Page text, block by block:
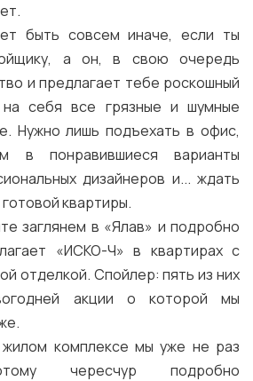
быть совсем иначе, если ты
а он, в свою очередь
и предлагает тебе роскошный
себя все грязные и шумные
Нужно лишь подъехать в офис,
в понравившиеся варианты
дизайнеров и... ждать
квартиры.
заглянем в «Ялав» и подробно
«ИСКО-Ч» в квартирах с
отделкой. Спойлер: пять из них
акции о которой мы
комплексе мы уже не раз
чересчур подробно